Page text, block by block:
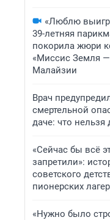
«Люблю
39-летняя
покорила жюри
«Миссис Земля —
Малайзии
Врач
смертельной
даче: что нельзя
«Сейчас бы всё
запретили»:
советского
пионерских
«Нужно было